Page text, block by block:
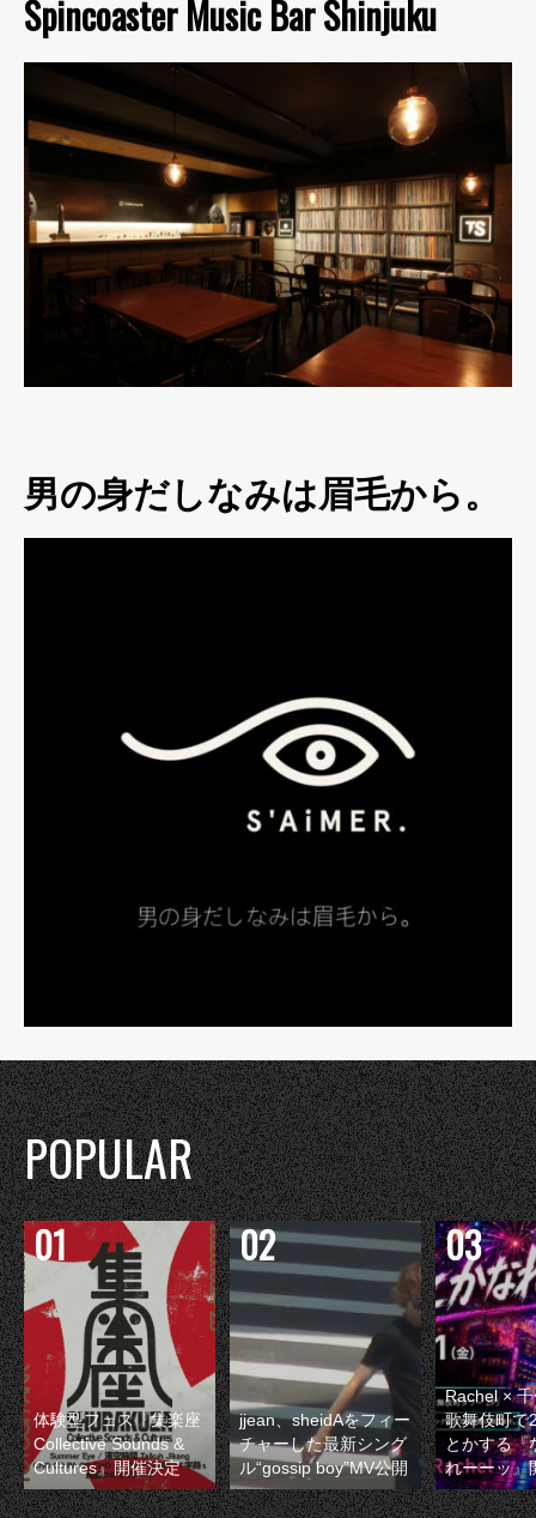
Spincoaster Music Bar Shinjuku
男の身だしなみは眉毛から。
POPULAR
体験型フェス『集楽座
Collective Sounds &
Cultures』開催決定
jjean、sheidAをフィー
チャーした最新シング
ル“gossip boy”MV公開
Rachel ×
歌舞伎町で
とかする『
れーーッ』